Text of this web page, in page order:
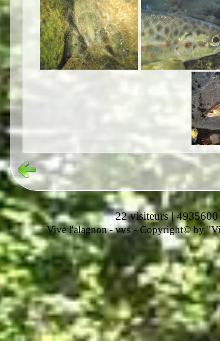
22 visiteurs | 4935600
Vive l'alagnon -vvs-Copyright© by